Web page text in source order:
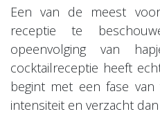
Een van de meest
receptie te
opeenvolging van
cocktailreceptie heeft
begint met een fase
intensiteit en verzacht